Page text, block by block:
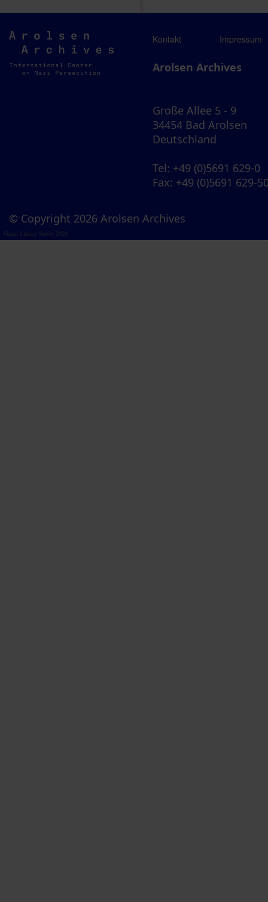
Arolsen
Archives
Kontakt Impressum
Arolsen Archives
Große Allee 5 - 9
34454 Bad Arolsen
Deutschland
Tel: +49 (0)5691 629-0
Fax: +49 (0)5691 629-
© Copyright 2026 Arolsen Archives
Visual Library Server 2026